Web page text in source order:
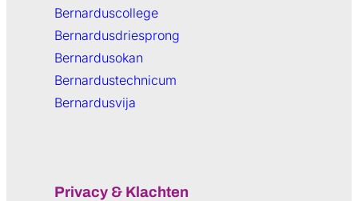
Bernarduscollege
Bernardusdriesprong
Bernardusokan
Bernardustechnicum
Bernardusvija
Privacy & Klachten